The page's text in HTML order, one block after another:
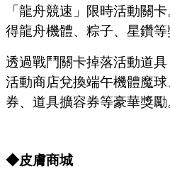
「 龍舟競速 」 限時活動關
得龍舟機體、粽子、星鑽等
透過戰鬥關卡掉落活動道
活動商店兌換端午機體魔
券、道具擴容券等豪華獎勵
◆皮膚商城